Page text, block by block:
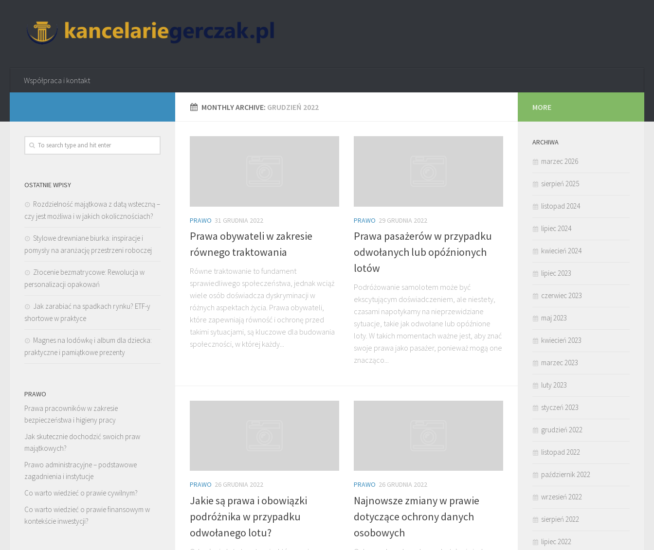
Współpraca i kontakt
MONTHLY ARCHIVE: GRUDZIEŃ 2022
PRAWO 31 GRUDNIA 2022
Prawa obywateli w zakresie
równego traktowania
Równe traktowanie to fundament
sprawiedliwego społeczeństwa, jednak wciąż
wiele osób doświadcza dyskryminacji w
różnych aspektach życia. Prawa obywateli,
które zapewniają równość i ochronę przed
takimi sytuacjami, są kluczowe dla budowania
społeczności, w której każdy...
PRAWO 29 GRUDNIA 2022
Prawa pasażerów w przypadku
odwołanych lub opóźnionych
lotów
Podróżowanie samolotem może być
ekscytującym doświadczeniem, ale niestety,
czasami napotykamy na nieprzewidziane
sytuacje, takie jak odwołane lub opóźnione
loty. W takich momentach ważne jest, aby znać
swoje prawa jako pasażer, ponieważ mogą one
znacząco...
PRAWO 26 GRUDNIA 2022
Jakie są prawa i obowiązki
podróżnika w przypadku
odwołanego lotu?
PRAWO 26 GRUDNIA 2022
Najnowsze zmiany w prawie
dotyczące ochrony danych
osobowych
OSTATNIE WPISY
Rozdzielność majątkowa z datą wsteczną –
czy jest możliwa i w jakich okolicznościach?
Stylowe drewniane biurka: inspiracje i
pomysły na aranżację przestrzeni roboczej
Złocenie bezmatrycowe: Rewolucja w
personalizacji opakowań
Jak zarabiać na spadkach rynku? ETF-y
shortowe w praktyce
Magnes na lodówkę i album dla dziecka:
praktyczne i pamiątkowe prezenty
PRAWO
Prawa pracowników w zakresie
bezpieczeństwa i higieny pracy
Jak skutecznie dochodzić swoich praw
majątkowych?
Prawo administracyjne – podstawowe
zagadnienia i instytucje
Co warto wiedzieć o prawie cywilnym?
Co warto wiedzieć o prawie finansowym w
kontekście inwestycji?
MORE
ARCHIWA
marzec 2026
sierpień 2025
listopad 2024
lipiec 2024
kwiecień 2024
lipiec 2023
czerwiec 2023
maj 2023
kwiecień 2023
marzec 2023
luty 2023
styczeń 2023
grudzień 2022
listopad 2022
październik 2022
wrzesień 2022
sierpień 2022
lipiec 2022